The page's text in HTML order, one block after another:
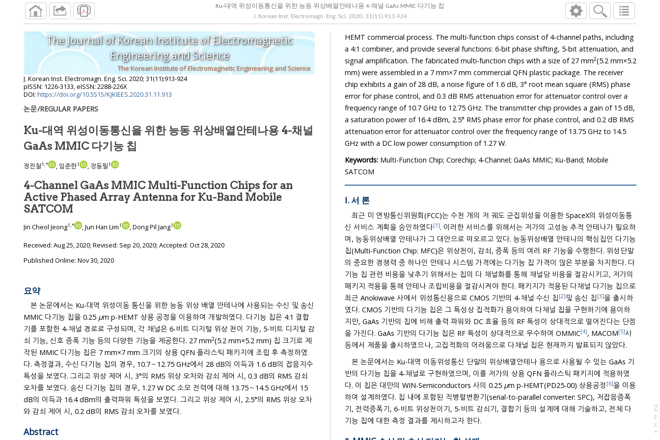
Ku-대역 위성이동통신을 위한 능동 위상배열안테나용 4-채널 GaAs MMIC 다기능 칩
J. Korean Inst. Electromagn. Eng. Sci. 2020; 31(11):913-924
N
e
x
t
a
g
The Journal of Korean Institute of Electromagnetic
Engineering and Science
The Korean Institute of Electromagnetic Engineering and Science
J. Korean Inst. Electromagn. Eng. Sci. 2020; 31(11):913-924
pISSN: 1226-3133, eISSN: 2288-226X
DOI: https://doi.org/10.5515/KJKIEES.2020.31.11.913
논문/REGULAR PAPERS
Ku-대역 위성이동통신을 위한 능동 위상배열안테나용 4-채널
GaAs MMIC 다기능 칩
정진철1,* , 임준한1 , 장동필1
4-Channel GaAs MMIC Multi-Function Chips for an
Active Phased Array Antenna for Ku-Band Mobile
SATCOM
Jin Cheol Jeong1,* , Jun Han Lim1 , Dong Pil Jang1
Received: Aug 25, 2020; Revised: Sep 20, 2020; Accepted: Oct 28, 2020
Published Online: Nov 30, 2020
요약
본 논문에서는 Ku-대역 위성이동 통신을 위한 능동 위상 배열 안테나에 사용되는 수신 및 송신
MMIC 다기능 칩을 0.25 μm p-HEMT 상용 공정을 이용하여 개발하였다. 다기능 칩은 4:1 결합
기를 포함한 4-채널 경로로 구성되며, 각 채널은 6-비트 디지털 위상 천이 기능, 5-비트 디지털 감
쇠 기능, 신호 증폭 기능 등의 다양한 기능을 제공한다. 27 mm2(5.2 mm×5.2 mm) 칩 크기로 제
작된 MMIC 다기능 칩은 7 mm×7 mm 크기의 상용 QFN 플라스틱 패키지에 조립 후 측정하였
다. 측정결과, 수신 다기능 칩의 경우, 10.7～12.75 GHz에서 28 dB의 이득과 1.6 dB의 잡음지수
특성을 보였다. 그리고 위상 제어 시, 3°의 RMS 위상 오차와 감쇠 제어 시, 0.3 dB의 RMS 감쇠
오차를 보였다. 송신 다기능 칩의 경우, 1.27 W DC 소모 전력에 대해 13.75～14.5 GHz에서 15
dB의 이득과 16.4 dBm의 출력파워 특성을 보였다. 그리고 위상 제어 시, 2.5°의 RMS 위상 오차
와 감쇠 제어 시, 0.2 dB의 RMS 감쇠 오차를 보였다.
Abstract
HEMT commercial process. The multi-function chips consist of 4-channel paths, including
a 4:1 combiner, and provide several functions: 6-bit phase shifting, 5-bit attenuation, and
signal amplification. The fabricated multi-function chips with a size of 27 mm2(5.2 mm×5.2
mm) were assembled in a 7 mm×7 mm commercial QFN plastic package. The receiver
chip exhibits a gain of 28 dB, a noise figure of 1.6 dB, 3° root mean square (RMS) phase
error for phase control, and 0.3 dB RMS attenuation error for attenuator control over a
frequency range of 10.7 GHz to 12.75 GHz. The transmitter chip provides a gain of 15 dB,
a saturation power of 16.4 dBm, 2.5° RMS phase error for phase control, and 0.2 dB RMS
attenuation error for attenuator control over the frequency range of 13.75 GHz to 14.5
GHz with a DC low power consumption of 1.27 W.
Keywords: Multi-Function Chip; Corechip; 4-Channel; GaAs MMIC; Ku-Band; Mobile
SATCOM
Ⅰ. 서 론
최근 미 연방통신위원회(FCC)는 수천 개의 저 궤도 군집위성을 이용한 SpaceX의 위성이동통
신 서비스 계획을 승인하였다[1]. 이러한 서비스를 위해서는 저가의 고성능 추적 안테나가 필요하
며, 능동위상배열 안테나가 그 대안으로 떠오르고 있다. 능동위상배열 안테나의 핵심칩인 다기능
칩(Multi-Function Chip: MFC)은 위상천이, 감쇠, 증폭 등의 여러 RF 기능을 수행한다. 위성단말
의 중요한 경쟁력 중 하나인 안테나 시스템 가격에는 다기능 칩 가격이 많은 부분을 차지한다. 다
기능 칩 관련 비용을 낮추기 위해서는 칩의 다 채널화를 통해 채널당 비용을 절감시키고, 저가의
패키지 적용을 통해 안테나 조립비용을 절감시켜야 한다. 패키지가 적용된 다채널 다기능 칩으로
최근 Anokiwave 사에서 위성통신용으로 CMOS 기반의 4-채널 수신 칩 [2] 및 송신 칩 [3]을 출시하
였다. CMOS 기반의 다기능 칩은 그 특성상 집적화가 용이하여 다채널 칩을 구현하기에 용이하
지만, GaAs 기반의 칩에 비해 출력 파워와 DC 효율 등의 RF 특성이 상대적으로 떨어진다는 단점
을 가진다. GaAs 기반의 다기능 칩은 RF 특성이 상대적으로 우수하여 OMMIC[4] , MACOM[5]사
등에서 제품을 출시하였으나, 고집적화의 어려움으로 다채널 칩은 현재까지 발표되지 않았다.
본 논문에서는 Ku-대역 이동위성통신 단말의 위상배열안테나 용으로 사용될 수 있는 GaAs 기
반의 다기능 칩을 4-채널로 구현하였으며, 이를 저가의 상용 QFN 플라스틱 패키지에 적용하였
다. 이 칩은 대만의 WIN-Semiconductors 사의 0.25 μ m p-HEMT(PD25-00) 상용공정 [6]을 이용
하여 설계하였다. 칩 내에 포함된 직병렬변환기(serial-to-parallel converter: SPC), 저잡음증폭
기, 전력증폭기, 6-비트 위상천이기, 5-비트 감쇠기, 결합기 등의 설계에 대해 기술하고, 전체 다
기능 칩에 대한 측정 결과를 제시하고자 한다.